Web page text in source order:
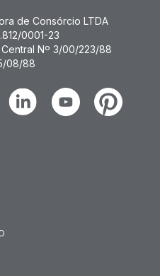
de Consórcio LTDA
0001-23
Nº 3/00/223/88
08/88
LinkedinYoutubePinterest